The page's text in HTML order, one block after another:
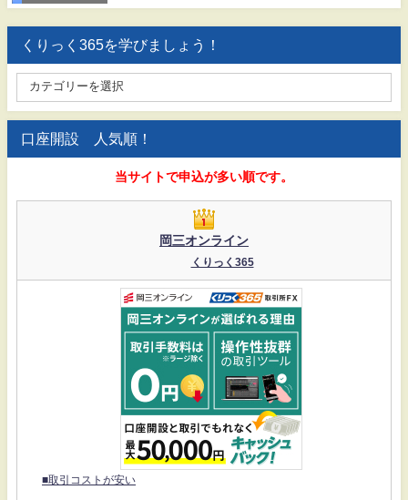
X会社
くりっく365を学びましょう！
口座開設 人気順！
当サイトで申込が多い順です。
岡三オンライン
くりっく365
■取引コストが安い